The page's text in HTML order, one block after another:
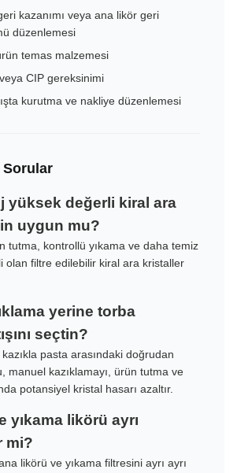
kazanımı veya ana likör geri
düzenlemesi
temas malzemesi
CIP gereksinimi
kurutma ve nakliye düzenlemesi
Sorular
yüksek değerli kiral ara
uygun mu?
tutma, kontrollü yıkama ve daha temiz
olan filtre edilebilir kiral ara kristaller
yerine torba
seçtin?
pasta arasındaki doğrudan
manuel kazıklamayı, ürün tutma ve
potansiyel kristal hasarı azaltır.
yıkama likörü ayrı
mi?
likörü ve yıkama filtresini ayrı ayrı